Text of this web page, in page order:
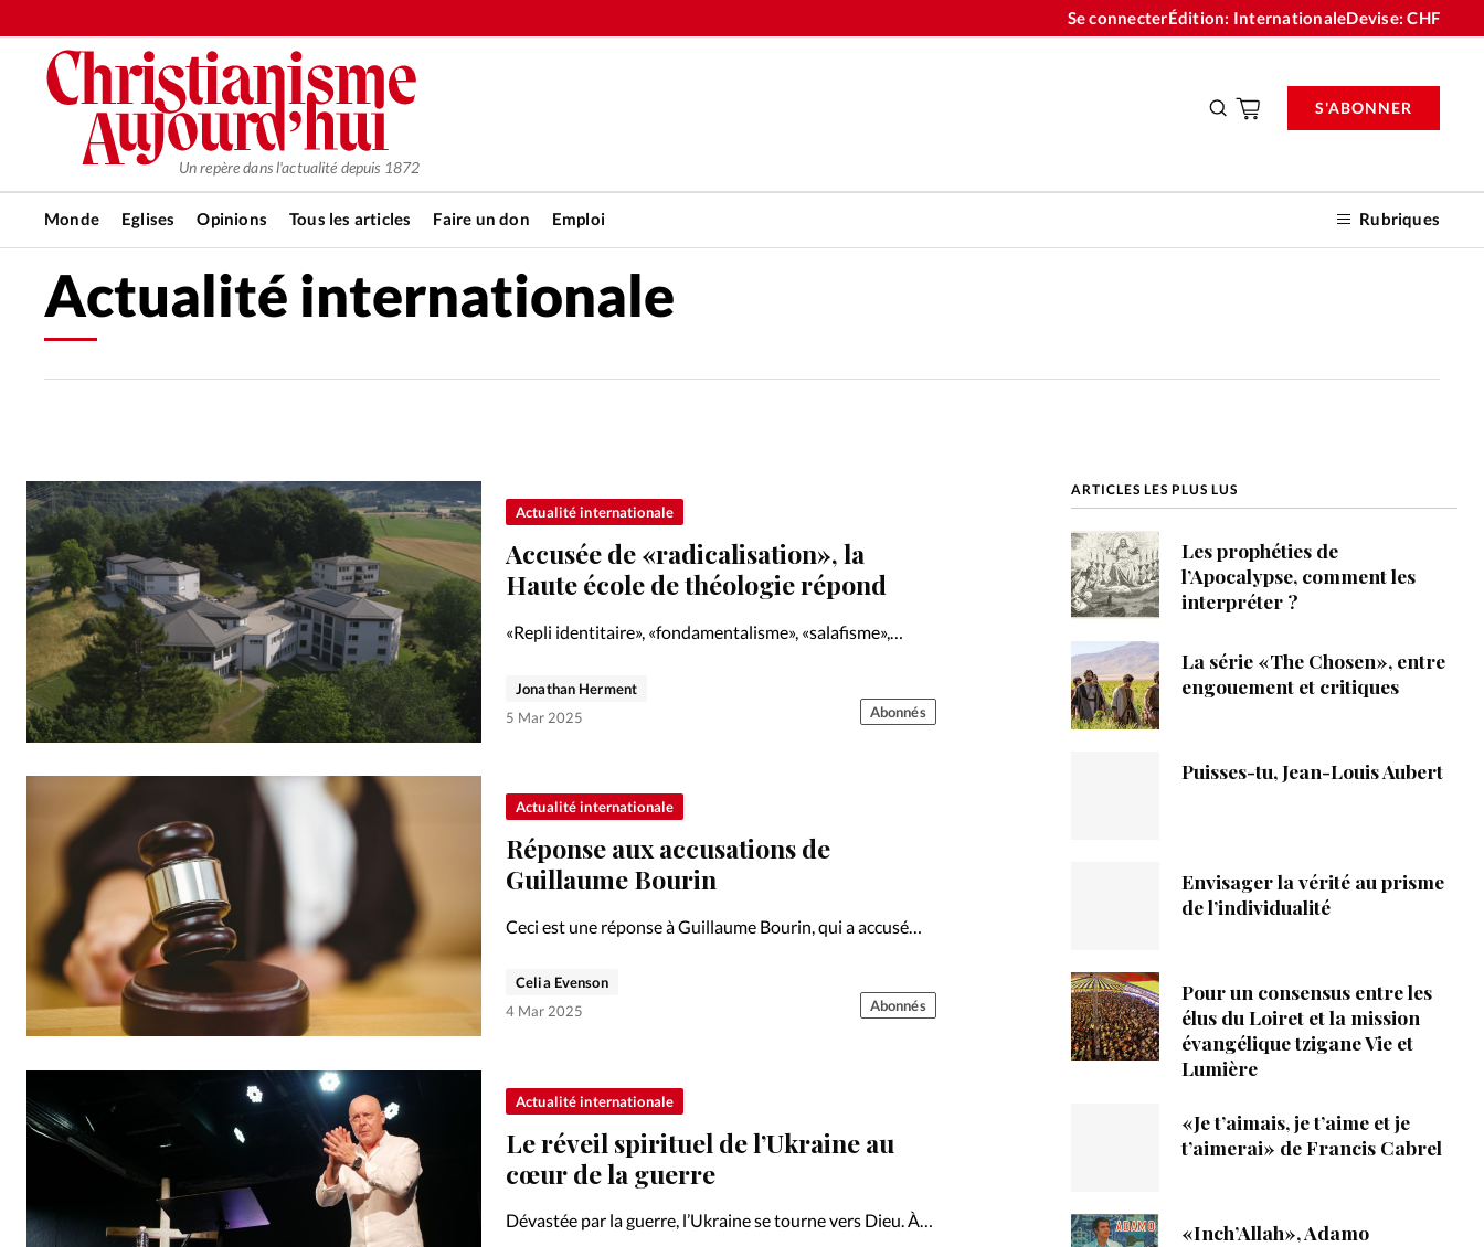
Se connecterÉdition: InternationaleDevise:CHF
Un repère dans l'actualité depuis 1872
Monde Eglises Opinions Tous les articles Faire un don Emploi Rubriques
S'ABONNER
RUBRIQUES
Culture
Dossier Eglises
Foi
Génération réveil
Monde
Opinions
Publireportage
Relations Aujourd'hui
Société
Tour du monde des Eglises
Trait d'Ixène
Vécu Vie Intérieure
Les abonnements
Changemement d'adresse
Actualité internationale
Actualité internationale
Accusée de «radicalisation», la
Haute école de théologie répond
«Repli identitaire», «fondamentalisme», «salafisme»,
théologie Pierre Gisel sont lourdes. Analyse d'une
dispute de clochers.
Jonathan Herment
5 Mar 2025
Abonnés
Actualité internationale
Réponse aux accusations de
Guillaume Bourin
Ceci est une réponse à Guillaume Bourin, qui a accusé
une vidéo parue avant la publication de notre dossier sur
les abus.
Celia Evenson
4 Mar 2025
Abonnés
Actualité internationale
Le réveil spirituel de l’Ukraine au
cœur de la guerre
Dévastée par la guerre, l’Ukraine se tourne vers Dieu. À
ARTICLES LES PLUS LUS
Les prophéties de
l’Apocalypse, comment les
interpréter ?
La série «The Chosen», entre
engouement et critiques
Puisses-tu, Jean-Louis Aubert
Envisager la vérité au prisme
de l’individualité
Pour un consensus entre les
élus du Loiret et la mission
évangélique tzigane Vie et
Lumière
«Je t’aimais, je t’aime et je
t’aimerai» de Francis Cabrel
«Inch’Allah», Adamo